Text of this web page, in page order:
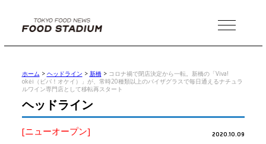
MENU
ホーム > ヘッドライン > 新橋> コロナ禍で閉店決定から一転。新橋の「Viva!
okėi（ビバ！オケイ）」が、常時20種類以上のバイザグラスで毎日通えるナチュラ
ルワイン専門店として移転再スタート
ヘッドライン
[ニューオープン] 2020.10.09